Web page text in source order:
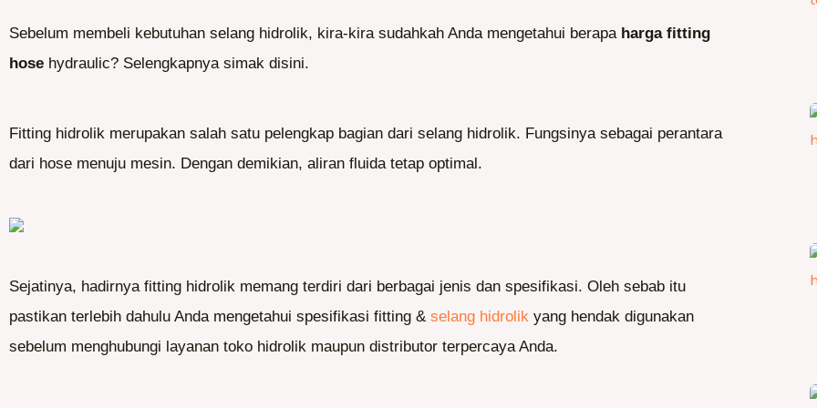
Sebelum membeli kebutuhan selang hidrolik, kira-kira sudahkah Anda mengetahui berapa harga fitting
hose hydraulic? Selengkapnya simak disini.
Fitting hidrolik merupakan salah satu pelengkap bagian dari selang hidrolik. Fungsinya sebagai perantara
dari hose menuju mesin. Dengan demikian, aliran fluida tetap optimal.
Sejatinya, hadirnya fitting hidrolik memang terdiri dari berbagai jenis dan spesifikasi. Oleh sebab itu
pastikan terlebih dahulu Anda mengetahui spesifikasi fitting & selang hidrolik yang hendak digunakan
sebelum menghubungi layanan toko hidrolik maupun distributor terpercaya Anda.